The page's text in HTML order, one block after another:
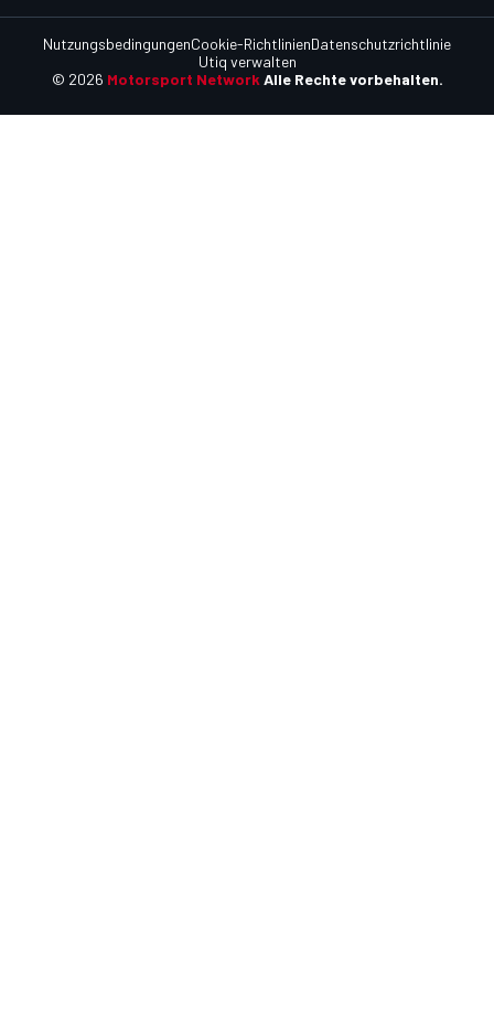
© 2026 Motorsport Network Alle Rechte vorbehalten.
NutzungsbedingungenCookie-RichtlinienDatenschutzrichtlinie
Utiq verwalten